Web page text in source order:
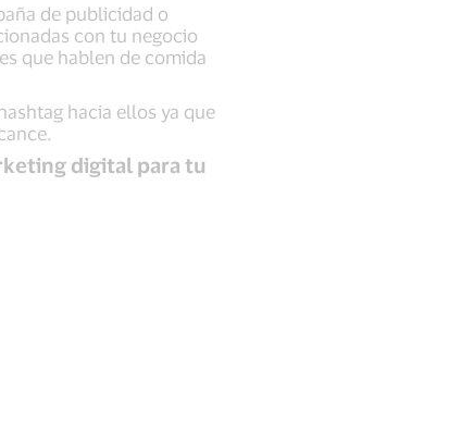
de publicidad o
con tu negocio
que hablen de comida
hacia ellos ya que
digital para tu